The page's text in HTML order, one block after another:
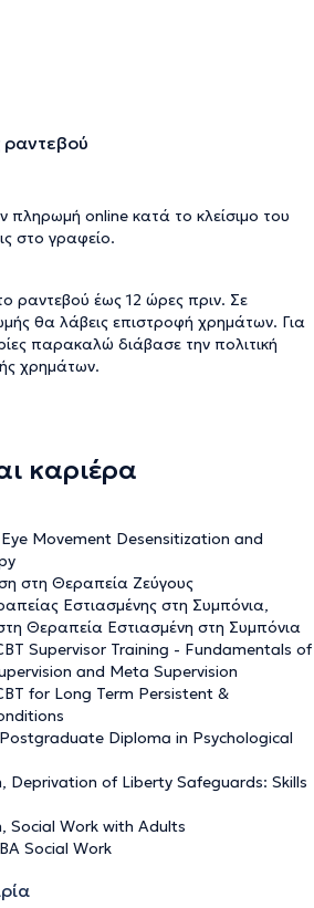
ραντεβού
πληρωμή online κατά το κλείσιμο του
στο γραφείο.
ραντεβού έως 12 ώρες πριν. Σε
θα λάβεις επιστροφή χρημάτων. Για
παρακαλώ διάβασε την πολιτική
χρημάτων.
καριέρα
Movement Desensitization and
στη Θεραπεία Ζεύγους
Εστιασμένης στη Συμπόνια,
Θεραπεία Εστιασμένη στη Συμπόνια
Supervisor Training - Fundamentals of
and Meta Supervision
for Long Term Persistent &
Diploma in Psychological
Deprivation of Liberty Safeguards: Skills
Social Work with Adults
Social Work